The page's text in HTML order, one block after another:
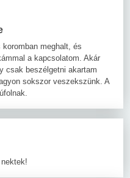
meghalt, és
a kapcsolatom. Akár
csak beszélgetni akartam
sokszor veszekszünk. A